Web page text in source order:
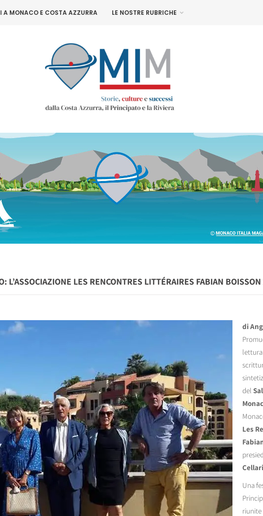
A MONACO E COSTA AZZURRA LE NOSTRE RUBRICHE
L’ASSOCIAZIONE LES RENCONTRES LITTÉRAIRES FABIAN BOISSON
di
del
Les
Una
riunite